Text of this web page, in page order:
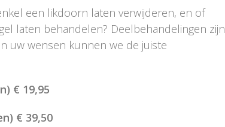
een likdoorn laten verwijderen, en of
laten behandelen? Deelbehandelingen zijn
uw wensen kunnen we de juiste
€ 19,95
€ 39,50